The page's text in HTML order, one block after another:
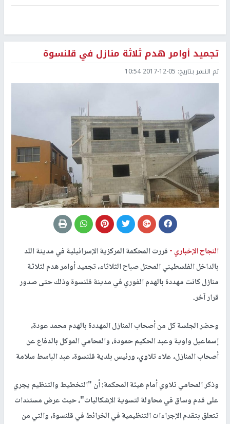
تجميد أوامر هدم ثلاثة منازل في قلنسوة
تم النشر بتاريخ: 2017-12-05 10:54
النجاح الإخباري -قررت المحكمة المركزية الإسرائيلية في مدينة اللد
بالداخل الفلسطيني المحتل صباح الثلاثاء، تجميد أوامر هدم لثلاثة
منازل كانت مهددة بالهدم الفوري في مدينة قلنسوة وذلك حتى صدور
قرار آخر.
وحضر الجلسة كل من أصحاب المنازل المهددة بالهدم محمد عودة،
إسماعيل واوية وعبد الحكيم حمودة، والمحامي الموكل بالدفاع عن
أصحاب المنازل، علاء تلاوي، ورئيس بلدية قلنسوة، عبد الباسط سلامة
وذكر المحامي تلاوي أمام هيئة المحكمة: أن "التخطيط والتنظيم يجري
على قدم وساق في محاولة لتسوية الإشكاليات"، حيث عرض مستندات
تتعلق بتقدم الإجراءات التنظيمية في الخرائط في قلنسوة، والتي من